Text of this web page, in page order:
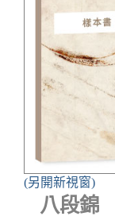
(另開新視窗)
八段錦